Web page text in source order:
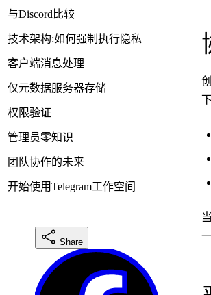
与Discord比较
技术架构:如何强制执行隐私
客户端消息处理
仅元数据服务器存储
权限验证
管理员零知识
团队协作的未来
开始使用Telegram工作空间
Share